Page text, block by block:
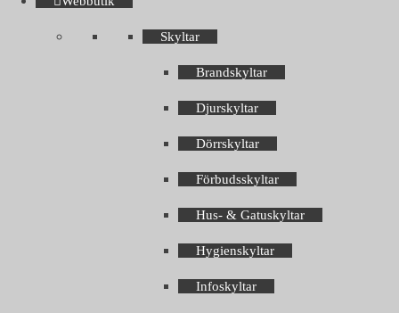
Skyltar
Brandskyltar
Djurskyltar
Dörrskyltar
Förbudsskyltar
Hus- & Gatuskyltar
Hygienskyltar
Infoskyltar